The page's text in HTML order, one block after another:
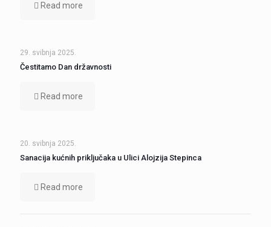
Read more
29. svibnja 2025.
Čestitamo Dan državnosti
Read more
20. svibnja 2025.
Sanacija kućnih priključaka u Ulici Alojzija Stepinca
Read more